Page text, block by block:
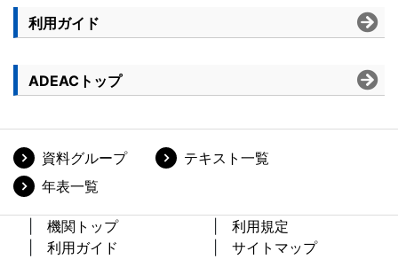
資料グループ
テキスト一覧
年表一覧
機関トップ
利用規定
利用ガイド
サイトマップ